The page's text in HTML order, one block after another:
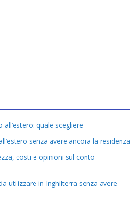
quale scegliere
senza avere ancora la residenza
costi e opinioni sul conto
utilizzare in Inghilterra senza avere